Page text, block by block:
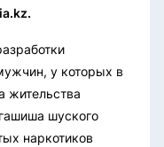
у которых в
жительства
шуского
наркотиков